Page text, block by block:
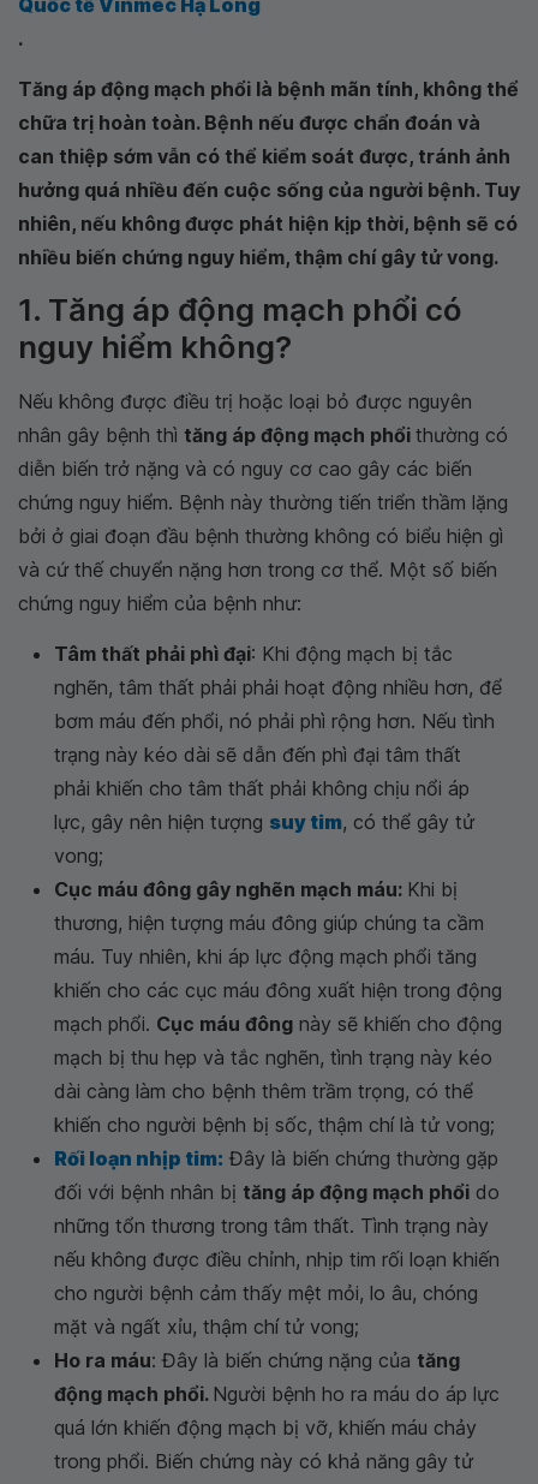
Quốc tế Vinmec Hạ Long
.
Tăng áp động mạch phổi là bệnh mãn tính, không thể
chữa trị hoàn toàn. Bệnh nếu được chẩn đoán và
can thiệp sớm vẫn có thể kiểm soát được, tránh ảnh
hưởng quá nhiều đến cuộc sống của người bệnh. Tuy
nhiên, nếu không được phát hiện kịp thời, bệnh sẽ có
nhiều biến chứng nguy hiểm, thậm chí gây tử vong.
1. Tăng áp động mạch phổi có
nguy hiểm không?
Nếu không được điều trị hoặc loại bỏ được nguyên
nhân gây bệnh thì tăng áp động mạch phổi thường có
diễn biến trở nặng và có nguy cơ cao gây các biến
chứng nguy hiểm. Bệnh này thường tiến triển thầm lặng
bởi ở giai đoạn đầu bệnh thường không có biểu hiện gì
và cứ thế chuyển nặng hơn trong cơ thể. Một số biến
chứng nguy hiểm của bệnh như:
Tâm thất phải phì đại: Khi động mạch bị tắc
nghẽn, tâm thất phải phải hoạt động nhiều hơn, để
bơm máu đến phổi, nó phải phì rộng hơn. Nếu tình
trạng này kéo dài sẽ dẫn đến phì đại tâm thất
phải khiến cho tâm thất phải không chịu nổi áp
lực, gây nên hiện tượng suy tim, có thể gây tử
vong;
Cục máu đông gây nghẽn mạch máu: Khi bị
thương, hiện tượng máu đông giúp chúng ta cầm
máu. Tuy nhiên, khi áp lực động mạch phổi tăng
khiến cho các cục máu đông xuất hiện trong động
mạch phổi. Cục máu đông này sẽ khiến cho động
mạch bị thu hẹp và tắc nghẽn, tình trạng này kéo
dài càng làm cho bệnh thêm trầm trọng, có thể
khiến cho người bệnh bị sốc, thậm chí là tử vong;
Rối loạn nhịp tim: Đây là biến chứng thường gặp
đối với bệnh nhân bị tăng áp động mạch phổi do
những tổn thương trong tâm thất. Tình trạng này
nếu không được điều chỉnh, nhịp tim rối loạn khiến
cho người bệnh cảm thấy mệt mỏi, lo âu, chóng
mặt và ngất xỉu, thậm chí tử vong;
Ho ra máu: Đây là biến chứng nặng của tăng
động mạch phổi. Người bệnh ho ra máu do áp lực
quá lớn khiến động mạch bị vỡ, khiến máu chảy
trong phổi. Biến chứng này có khả năng gây tử